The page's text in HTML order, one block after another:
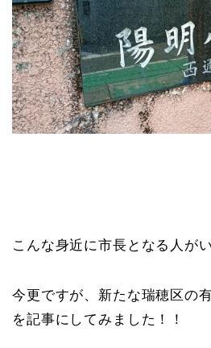
こんな身近に市長となる人が
今更ですが、新たな瑞穂区の
を記事にしてみました！！